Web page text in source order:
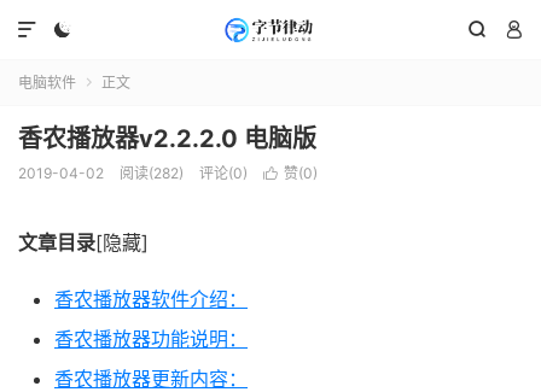
  

电脑软件  正文
香农播放器v2.2.2.0 电脑版
2019-04-02 阅读(282) 评论(0)  赞(0)
文章目录[隐藏]
香农播放器软件介绍：
香农播放器功能说明：
香农播放器更新内容：